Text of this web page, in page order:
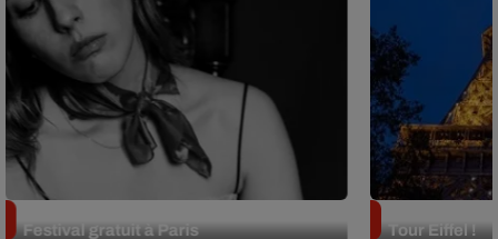
Festival gratuit à Paris
Tour Eiffel !